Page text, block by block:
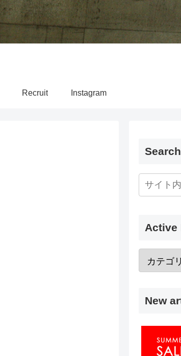
Recruit Instagram
Search
Active
New